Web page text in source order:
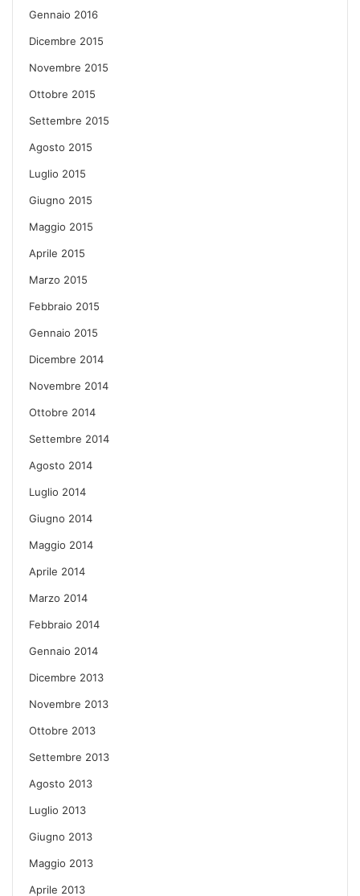
Gennaio 2016
Dicembre 2015
Novembre 2015
Ottobre 2015
Settembre 2015
Agosto 2015
Luglio 2015
Giugno 2015
Maggio 2015
Aprile 2015
Marzo 2015
Febbraio 2015
Gennaio 2015
Dicembre 2014
Novembre 2014
Ottobre 2014
Settembre 2014
Agosto 2014
Luglio 2014
Giugno 2014
Maggio 2014
Aprile 2014
Marzo 2014
Febbraio 2014
Gennaio 2014
Dicembre 2013
Novembre 2013
Ottobre 2013
Settembre 2013
Agosto 2013
Luglio 2013
Giugno 2013
Maggio 2013
Aprile 2013